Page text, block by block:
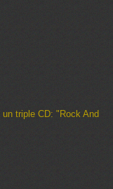
triple CD: "Rock And